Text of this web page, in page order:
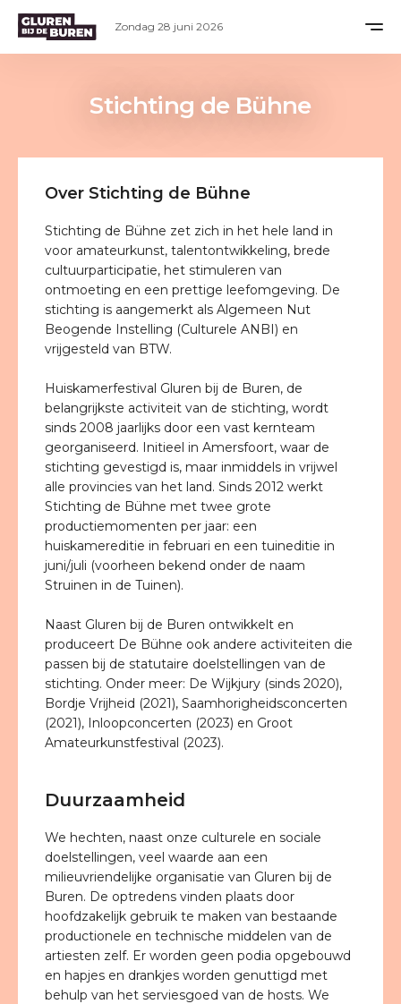
Stichting de Bühne
Over Stichting de Bühne
Stichting de Bühne zet zich in het hele land in
voor amateurkunst, talentontwikkeling, brede
cultuurparticipatie, het stimuleren van
ontmoeting en een prettige leefomgeving. De
stichting is aangemerkt als Algemeen Nut
Beogende Instelling (Culturele ANBI) en
vrijgesteld van BTW.
Huiskamerfestival Gluren bij de Buren, de
belangrijkste activiteit van de stichting, wordt
sinds 2008 jaarlijks door een vast kernteam
georganiseerd. Initieel in Amersfoort, waar de
stichting gevestigd is, maar inmiddels in vrijwel
alle provincies van het land. Sinds 2012 werkt
Stichting de Bühne met twee grote
productiemomenten per jaar: een
huiskamereditie in februari en een tuineditie in
juni/juli (voorheen bekend onder de naam
Struinen in de Tuinen).
Naast Gluren bij de Buren ontwikkelt en
produceert De Bühne ook andere activiteiten die
passen bij de statutaire doelstellingen van de
stichting. Onder meer: De Wijkjury (sinds 2020),
Bordje Vrijheid (2021), Saamhorigheidsconcerten
(2021), Inloopconcerten (2023) en Groot
Amateurkunstfestival (2023).
Duurzaamheid
We hechten, naast onze culturele en sociale
doelstellingen, veel waarde aan een
milieuvriendelijke organisatie van Gluren bij de
Buren. De optredens vinden plaats door
hoofdzakelijk gebruik te maken van bestaande
productionele en technische middelen van de
artiesten zelf. Er worden geen podia opgebouwd
en hapjes en drankjes worden genuttigd met
behulp van het serviesgoed van de hosts. We
Zondag 28 juni 2026